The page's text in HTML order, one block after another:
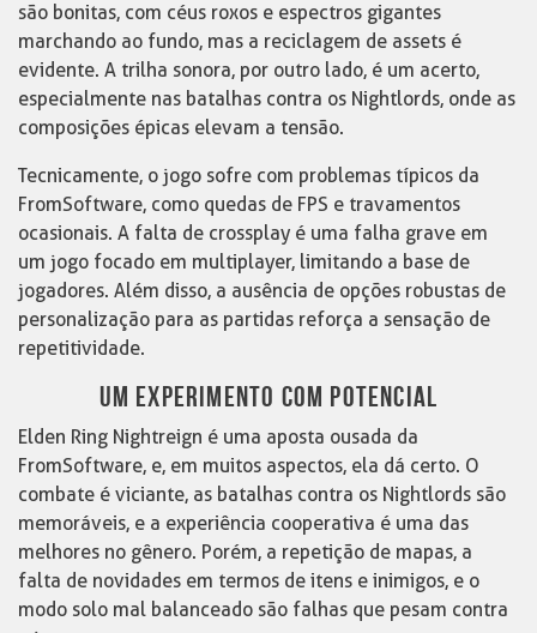
são bonitas, com céus roxos e espectros gigantes
marchando ao fundo, mas a reciclagem de assets é
evidente. A trilha sonora, por outro lado, é um acerto,
especialmente nas batalhas contra os Nightlords, onde as
composições épicas elevam a tensão.
Tecnicamente, o jogo sofre com problemas típicos da
FromSoftware, como quedas de FPS e travamentos
ocasionais. A falta de crossplay é uma falha grave em
um jogo focado em multiplayer, limitando a base de
jogadores. Além disso, a ausência de opções robustas de
personalização para as partidas reforça a sensação de
repetitividade.
UM EXPERIMENTO COM POTENCIAL
Elden Ring Nightreign é uma aposta ousada da
FromSoftware, e, em muitos aspectos, ela dá certo. O
combate é viciante, as batalhas contra os Nightlords são
memoráveis, e a experiência cooperativa é uma das
melhores no gênero. Porém, a repetição de mapas, a
falta de novidades em termos de itens e inimigos, e o
modo solo mal balanceado são falhas que pesam contra